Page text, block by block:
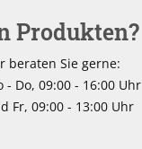
Produkten?
beraten Sie gerne:
- Do, 09:00 - 16:00 Uhr
Fr, 09:00 - 13:00 Uhr